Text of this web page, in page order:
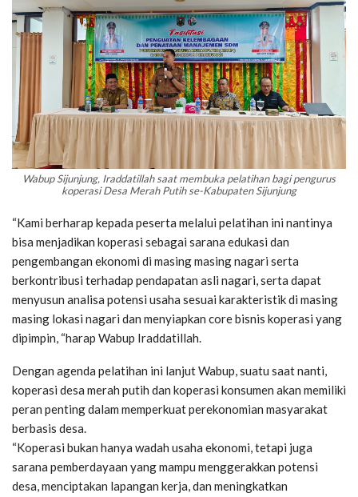
Wabup Sijunjung, Iraddatillah saat membuka pelatihan bagi pengurus
koperasi Desa Merah Putih se-Kabupaten Sijunjung
“Kami berharap kepada peserta melalui pelatihan ini nantinya
bisa menjadikan koperasi sebagai sarana edukasi dan
pengembangan ekonomi di masing masing nagari serta
berkontribusi terhadap pendapatan asli nagari, serta dapat
menyusun analisa potensi usaha sesuai karakteristik di masing
masing lokasi nagari dan menyiapkan core bisnis koperasi yang
dipimpin, “harap Wabup Iraddatillah.
Dengan agenda pelatihan ini lanjut Wabup, suatu saat nanti,
koperasi desa merah putih dan koperasi konsumen akan memiliki
peran penting dalam memperkuat perekonomian masyarakat
berbasis desa.
“Koperasi bukan hanya wadah usaha ekonomi, tetapi juga
sarana pemberdayaan yang mampu menggerakkan potensi
desa, menciptakan lapangan kerja, dan meningkatkan